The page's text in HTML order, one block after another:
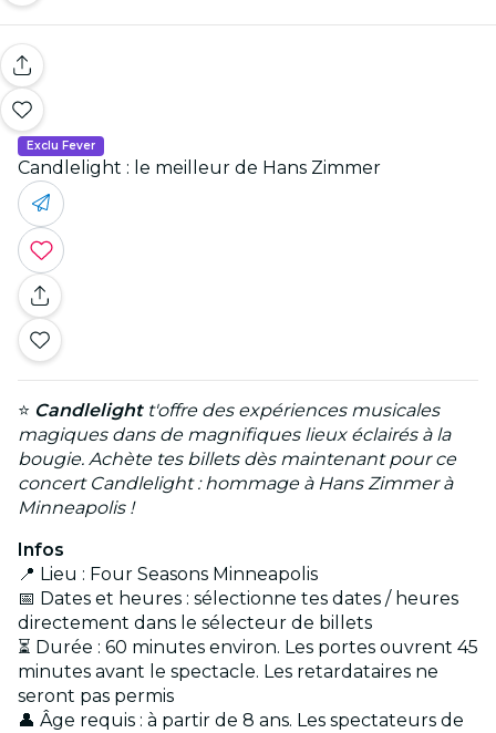
Exclu Fever
Candlelight : le meilleur de Hans Zimmer
⭐ Candlelightt'offre des expériences musicales
magiques dans de magnifiques lieux éclairés à la
bougie. Achète tes billets dès maintenant pour ce
concert Candlelight : hommage à Hans Zimmer à
Minneapolis !
Infos
📍 Lieu : Four Seasons Minneapolis
📅 Dates et heures : sélectionne tes dates / heures
directement dans le sélecteur de billets
⏳ Durée : 60 minutes environ. Les portes ouvrent 45
minutes avant le spectacle. Les retardataires ne
seront pas permis
👤 Âge requis : à partir de 8 ans. Les spectateurs de